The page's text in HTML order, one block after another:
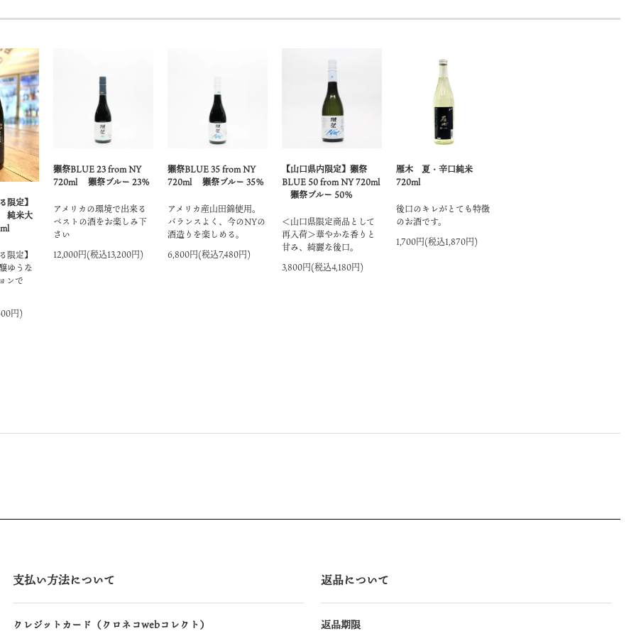
限定】
純米大
限定】
ゆうな
ンで
円)
獺祭BLUE 23 from NY
720ml 獺祭ブルー 23％
アメリカの環境で出来る
ベストの酒をお楽しみ下
さい
12,000円(税込13,200円)
獺祭BLUE 35 from NY
720ml 獺祭ブルー 35％
アメリカ産山田錦使用。
バランスよく、今のNYの
酒造りを楽しめる。
6,800円(税込7,480円)
【山口県内限定】獺祭
BLUE 50 from NY 720ml
獺祭ブルー 50％
＜山口県限定商品として
再入荷＞華やかな香りと
甘み、綺麗な後口。
3,800円(税込4,180円)
雁木 夏・辛口純米
720ml
後口のキレがとても特徴
のお酒です。
1,700円(税込1,870円)
支払い方法について
クレジットカード（クロネコwebコレクト）
返品について
返品期限